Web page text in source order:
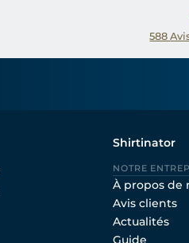
588
Shirtinator
NOTRE
À propos de
Avis clients
Actualités
Guide